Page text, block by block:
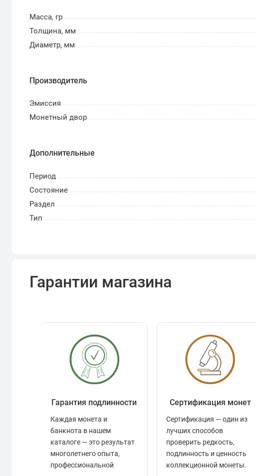
Масса, гр
Толщина, мм
Диаметр, мм
Производитель
Эмиссия
Монетный двор
Дополнительные
Период
Состояние
Раздел
Тип
Гарантии магазина
Гарантия подлинности
Каждая монета и
банкнота в нашем
каталоге — это результат
многолетнего опыта,
профессиональной
Сертификация монет
Сертификация — один из
лучших способов
проверить редкость,
подлинность и ценность
коллекционной монеты.